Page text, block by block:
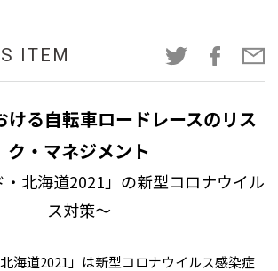
ITEM
ける自転車ロードレースのリス
ク・マネジメント
北海道2021」の新型コロナウイル
ス対策～
海道2021」は新型コロナウイルス感染症